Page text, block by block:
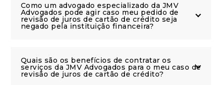
Como um advogado especializado da JMV
Advogados pode agir caso meu pedido de
revisão de juros de cartão de crédito seja
negado pela instituição financeira?
Quais são os benefícios de contratar os
serviços da JMV Advogados para o meu caso de
revisão de juros de cartão de crédito?